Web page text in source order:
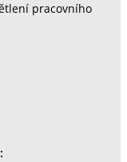
pracovního